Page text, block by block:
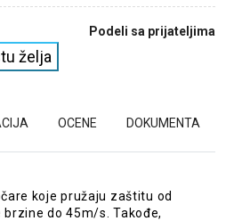
Podeli sa prijateljima
želja
OCENE DOKUMENTA
koje pružaju zaštitu od
do 45m/s. Takođe,